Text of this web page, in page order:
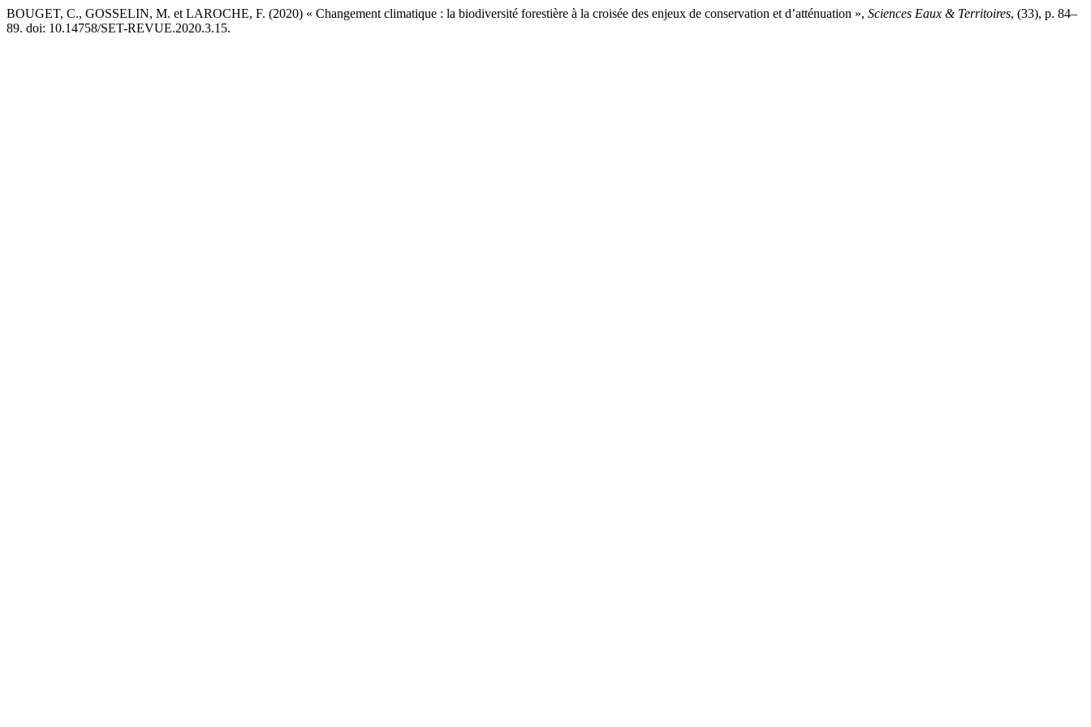
BOUGET, C., GOSSELIN, M. et LAROCHE, F. (2020) « Changement climatique : la biodiversité forestière à la croisée des enjeux de conservation et d’atténuation », Sciences Eaux & Territoires, (33), p. 84–
89. doi: 10.14758/SET-REVUE.2020.3.15.